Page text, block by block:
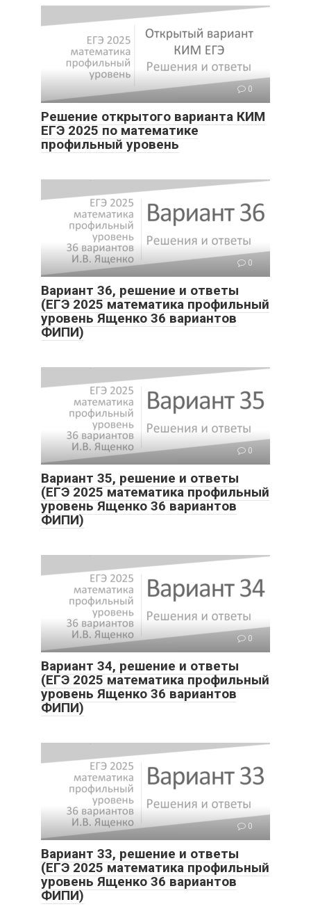
0
Решение открытого варианта КИМ
ЕГЭ 2025 по математике
профильный уровень
0
Вариант 36, решение и ответы
(ЕГЭ 2025 математика профильный
уровень Ященко 36 вариантов
ФИПИ)
0
Вариант 35, решение и ответы
(ЕГЭ 2025 математика профильный
уровень Ященко 36 вариантов
ФИПИ)
0
Вариант 34, решение и ответы
(ЕГЭ 2025 математика профильный
уровень Ященко 36 вариантов
ФИПИ)
0
Вариант 33, решение и ответы
(ЕГЭ 2025 математика профильный
уровень Ященко 36 вариантов
ФИПИ)